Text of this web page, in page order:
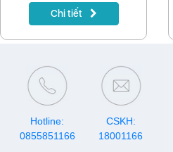
hưởng”. Trong ưu đãi khủng
dịp cuối năm này, nhà mạng
ra, khách hàng còn có cơ hội
trúng 350 GIẢI NGÀY là thẻ
nạp điện thoại mỗi giải trị giá
1.000.000đ. Tổng giá trị giải
thưởng lên đến hơn 1,3 tỷ
đồng
Chi tiết
Hotline:
0855851166
CSKH:
18001166